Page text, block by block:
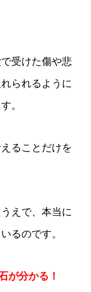
受けた傷や悲
られるように
。
ることだけを
えで、本当に
るのです。
が分かる！